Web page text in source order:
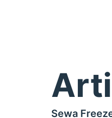
Sewa